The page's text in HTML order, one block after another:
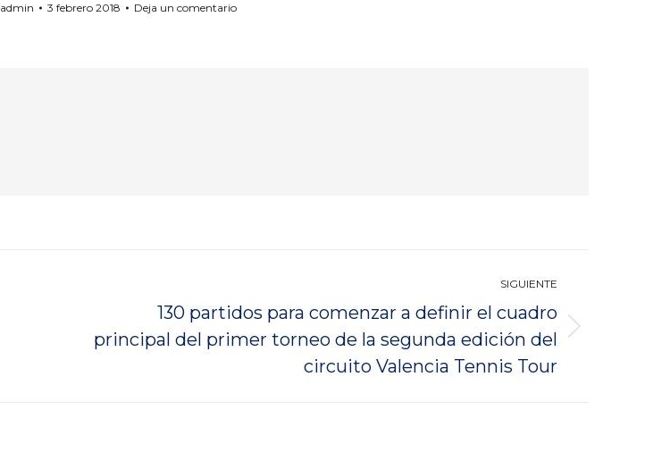
admin 3 febrero 2018 Deja un comentario
SIGUIENTE
Publicación
130 partidos para comenzar a definir el cuadro
principal del primer torneo de la segunda edición del
circuito Valencia Tennis Tour